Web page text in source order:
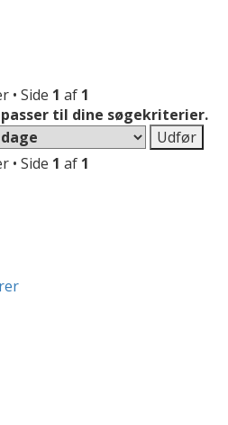
• Side 1 af 1
til dine søgekriterier.
• Side 1 af 1